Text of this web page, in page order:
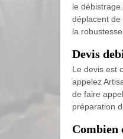
le
déplacent
la
Devis
Le devis est
appelez
de faire
préparation
Combien